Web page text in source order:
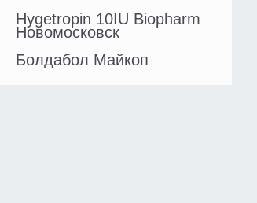
Hygetropin 10IU Biopharm
Новомосковск
Болдабол Майкоп